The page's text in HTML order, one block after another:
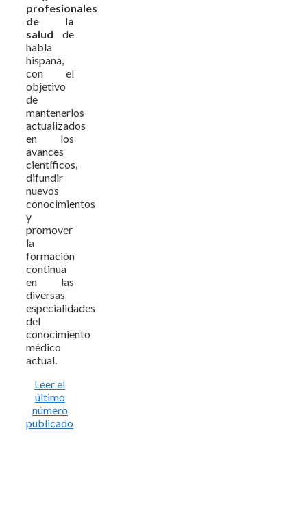
profesionales
de la
salud de
habla
hispana,
con el
objetivo
de
mantenerlos
actualizados
en los
avances
científicos,
difundir
nuevos
conocimientos
y
promover
la
formación
continua
en las
diversas
especialidades
del
conocimiento
médico
actual.
Leer el
último
número
publicado